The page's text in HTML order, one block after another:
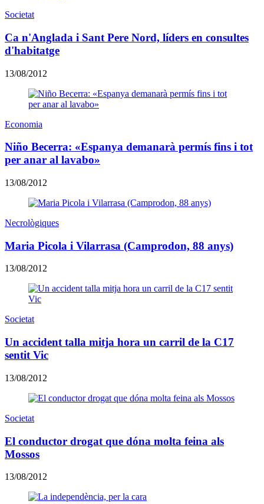
Societat
Ca n'Anglada i Sant Pere Nord, líders en consultes
d'habitatge
13/08/2012
Economia
Niño Becerra: «Espanya demanarà permís fins i tot
per anar al lavabo»
13/08/2012
Necrològiques
Maria Picola i Vilarrasa (Camprodon, 88 anys)
13/08/2012
Societat
Un accident talla mitja hora un carril de la C17
sentit Vic
13/08/2012
Societat
El conductor drogat que dóna molta feina als
Mossos
13/08/2012